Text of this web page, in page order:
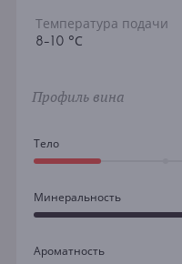
Температура подачи
8-10 °С
Профиль вина
Тело
Минеральность
Ароматность